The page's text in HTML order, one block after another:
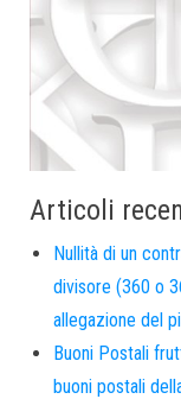
Articoli
Nullità di un
divisore (360 o
allegazione del
Buoni Postali
buoni postali